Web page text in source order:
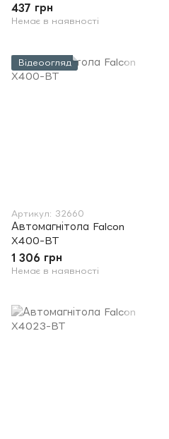
437 грн
Немає в наявності
Відеоогляд
Артикул: 32660
Автомагнітола Falcon
X400-BT
1 306 грн
Немає в наявності